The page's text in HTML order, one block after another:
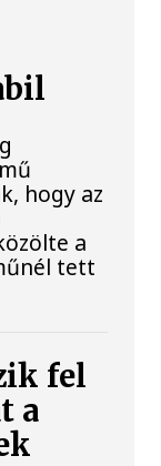
hogy az
a
tett
fel
a